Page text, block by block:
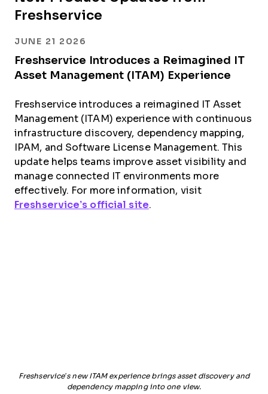
Freshservice
Freshservice’s new ITAM experience brings asset discovery and
dependency mapping into one view.
JUNE 21 2026
Freshservice Introduces a Reimagined IT
Asset Management (ITAM) Experience
Freshservice introduces a reimagined IT Asset
Management (ITAM) experience with continuous
infrastructure discovery, dependency mapping,
IPAM, and Software License Management. This
update helps teams improve asset visibility and
manage connected IT environments more
effectively. For more information, visit
Freshservice’s official site.